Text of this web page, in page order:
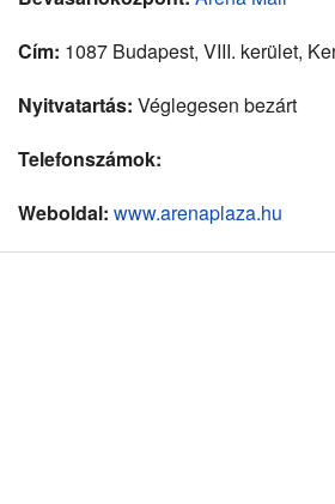
Cím: 1087 Budapest, VIII. kerület,
Nyitvatartás: Véglegesen bezárt
Telefonszámok:
Weboldal: www.arenaplaza.hu